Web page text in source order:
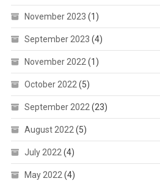
November 2023 (1)
September 2023 (4)
November 2022 (1)
October 2022 (5)
September 2022 (23)
August 2022 (5)
July 2022 (4)
May 2022 (4)